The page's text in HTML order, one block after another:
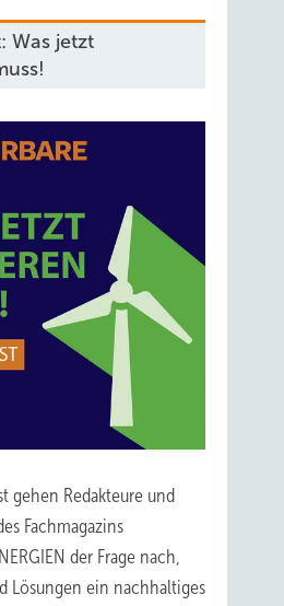
Was jetzt
gehen Redakteure und
Fachmagazins
der Frage nach,
Lösungen ein nachhaltiges